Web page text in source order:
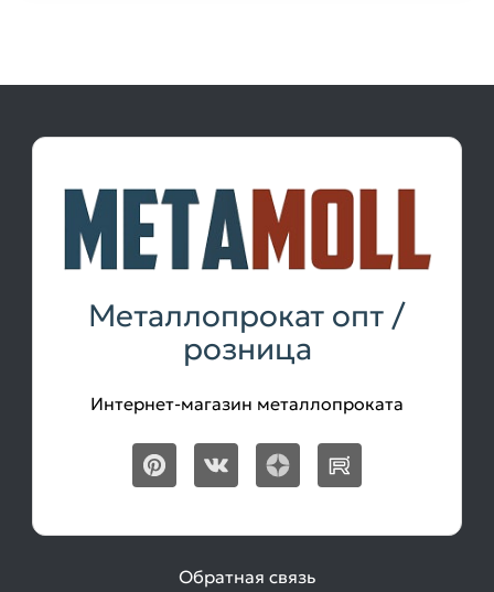
Металлопрокат опт /
розница
Интернет-магазин металлопроката
Обратная связь